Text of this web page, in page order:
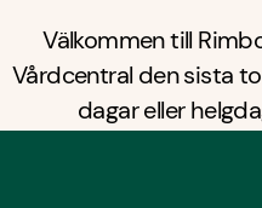
Välkommen till
Vårdcentral den sista
dagar eller